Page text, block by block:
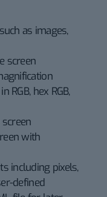
as images,
screen
RGB, hex RGB,
with
including pixels,
defined